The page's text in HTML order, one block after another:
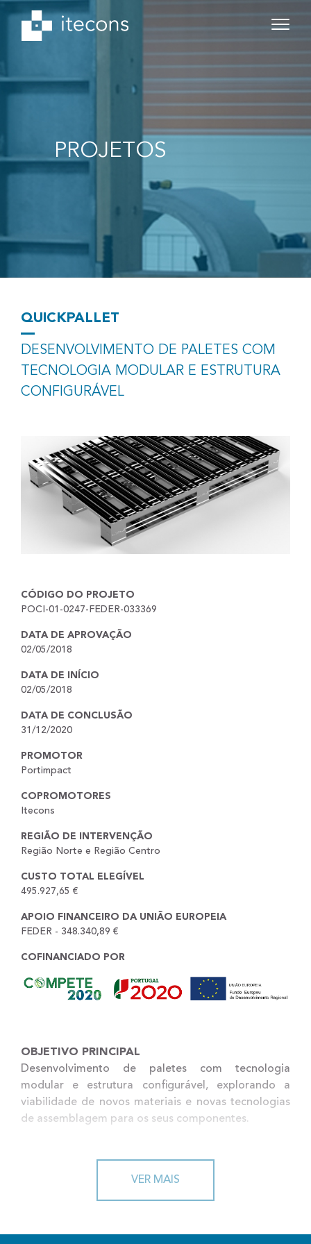
PROJETOS
QUICKPALLET
DESENVOLVIMENTO DE PALETES COM
TECNOLOGIA MODULAR E ESTRUTURA
CONFIGURÁVEL
CÓDIGO DO PROJETO
POCI-01-0247-FEDER-033369
DATA DE APROVAÇÃO
02/05/2018
DATA DE INÍCIO
02/05/2018
DATA DE CONCLUSÃO
31/12/2020
PROMOTOR
Portimpact
COPROMOTORES
Itecons
REGIÃO DE INTERVENÇÃO
Região Norte e Região Centro
CUSTO TOTAL ELEGÍVEL
495.927,65 €
APOIO FINANCEIRO DA UNIÃO EUROPEIA
FEDER - 348.340,89 €
COFINANCIADO POR
OBJETIVO PRINCIPAL
Desenvolvimento de paletes com tecnologia
modular e estrutura configurável, explorando a
viabilidade de novos materiais e novas tecnologias
de assemblagem para os seus componentes.
VER MAIS